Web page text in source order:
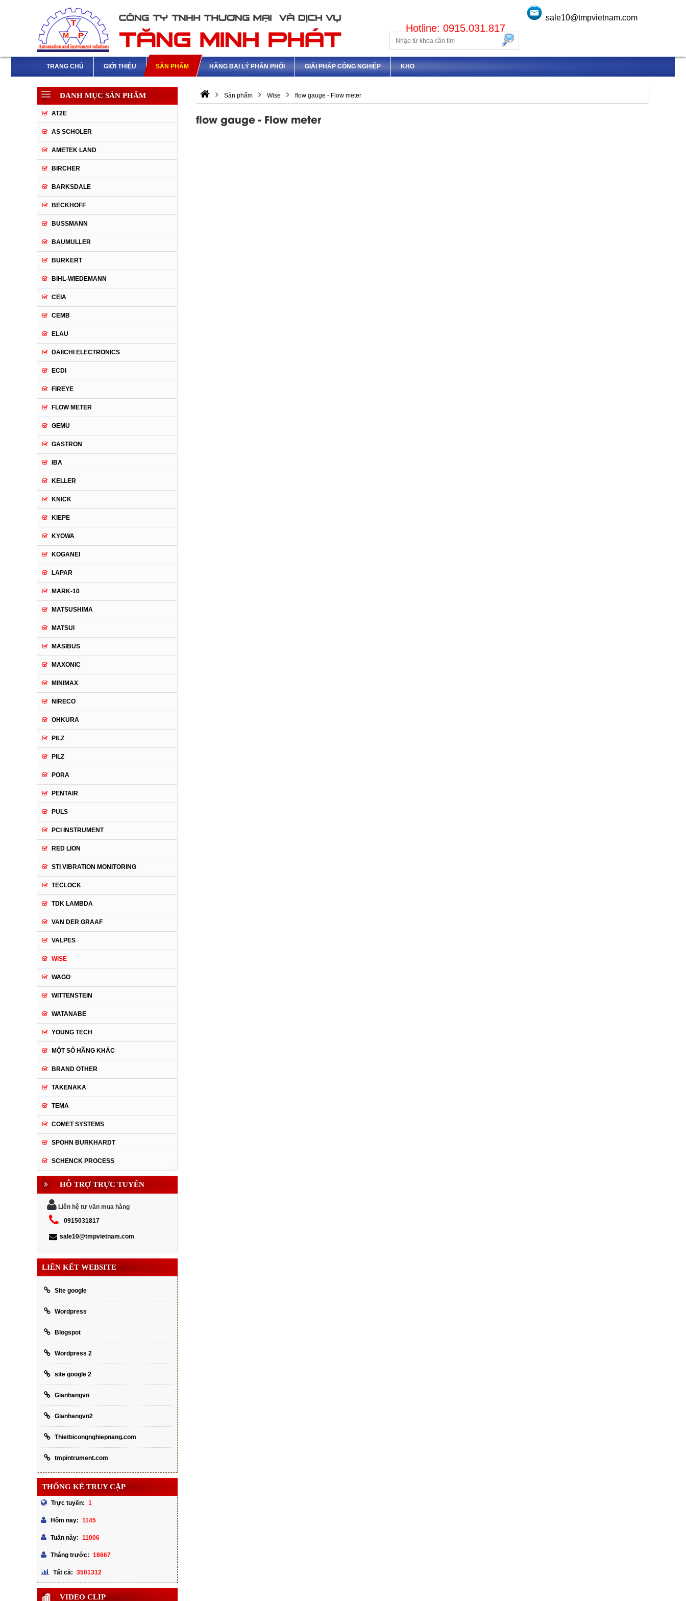
Hotline: 0915.031.817
sale10@tmpvietnam.com
TRANG CHỦ GIỚI THIỆU SẢN PHẨM HÃNG ĐẠI LÝ PHÂN PHỐI GIẢI PHÁP CÔNG NGHIỆP KHO
Sản phẩm Wise flow gauge - Flow meter
flow gauge - Flow meter
DANH MỤC SẢN PHẨM
AT2E
AS SCHOLER
AMETEK LAND
BIRCHER
BARKSDALE
BECKHOFF
BUSSMANN
BAUMULLER
BURKERT
BIHL-WIEDEMANN
CEIA
CEMB
ELAU
DAIICHI ELECTRONICS
ECDI
FIREYE
FLOW METER
GEMU
GASTRON
IBA
KELLER
KNICK
KIEPE
KYOWA
KOGANEI
LAPAR
MARK-10
MATSUSHIMA
MATSUI
MASIBUS
MAXONIC
MINIMAX
NIRECO
OHKURA
PILZ
PILZ
PORA
PENTAIR
PULS
PCI INSTRUMENT
RED LION
STI VIBRATION MONITORING
TECLOCK
TDK LAMBDA
VAN DER GRAAF
VALPES
WISE
WAGO
WITTENSTEIN
WATANABE
YOUNG TECH
MỘT SỐ HÃNG KHÁC
BRAND OTHER
TAKENAKA
TEMA
COMET SYSTEMS
SPOHN BURKHARDT
SCHENCK PROCESS
HỖ TRỢ TRỰC TUYẾN
Liên hệ tư vấn mua hàng
0915031817
sale10@tmpvietnam.com
LIÊN KẾT WEBSITE
Site google
Wordpress
Blogspot
Wordpress 2
site google 2
Gianhangvn
Gianhangvn2
Thietbicongnghiepnang.com
tmpintrument.com
THỐNG KÊ TRUY CẬP
Trực tuyến: 1
Hôm nay: 1145
Tuần này: 11006
Tháng trước: 18667
Tất cả: 3501312
VIDEO CLIP